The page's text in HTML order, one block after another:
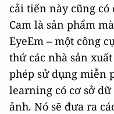
cải tiến này cũng
Cam là sản phẩm
EyeEm – một công
thứ các nhà sản
phép sử dụng miễn
learning có cơ sở
ảnh. Nó sẽ đưa ra